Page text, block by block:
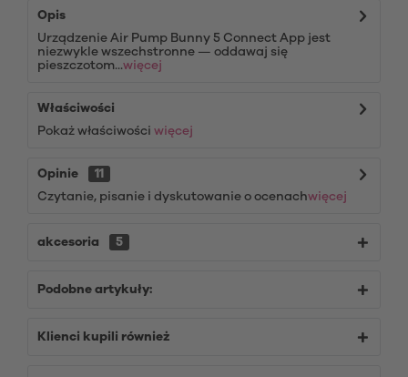
Opis
Urządzenie Air Pump Bunny 5 Connect App jest
niezwykle wszechstronne — oddawaj się
pieszczotom...więcej
Właściwości
Pokaż właściwości więcej
Opinie
11
Czytanie, pisanie i dyskutowanie o ocenachwięcej
akcesoria 5
Podobne artykuły:
Klienci kupili również